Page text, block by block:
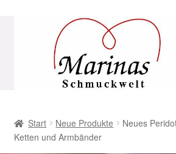
Navigation
AGB
Start Neue Produkte
Neues
Ketten und Armbänder